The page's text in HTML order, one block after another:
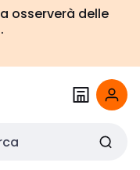
osserverà delle